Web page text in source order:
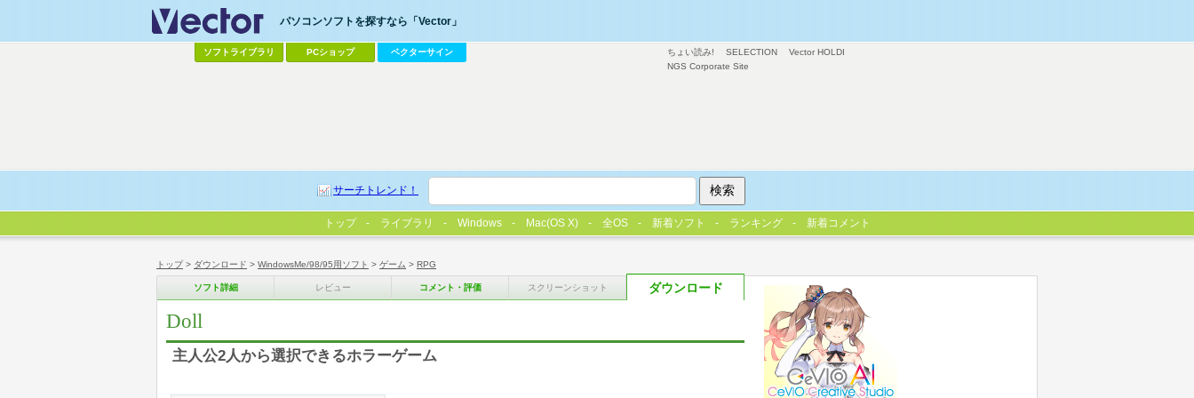
トップ> ダウンロード > WindowsMe/98/95用ソフト > ゲーム > RPG
ソフト詳細 レビュー コメント・評価 スクリーンショット ダウンロード
Doll
主人公2人から選択できるホラーゲーム
ちょい読み! SELECTION
Vector HOLDI
NGS Corporate Site
パソコンソフトを探すなら「Vector」
ソフトライブラリ PCショップ ベクターサイン
サーチトレンド！
トップ ライブラリ Windows Mac(OS X) 全OS 新着ソフト ランキング 新着コメント